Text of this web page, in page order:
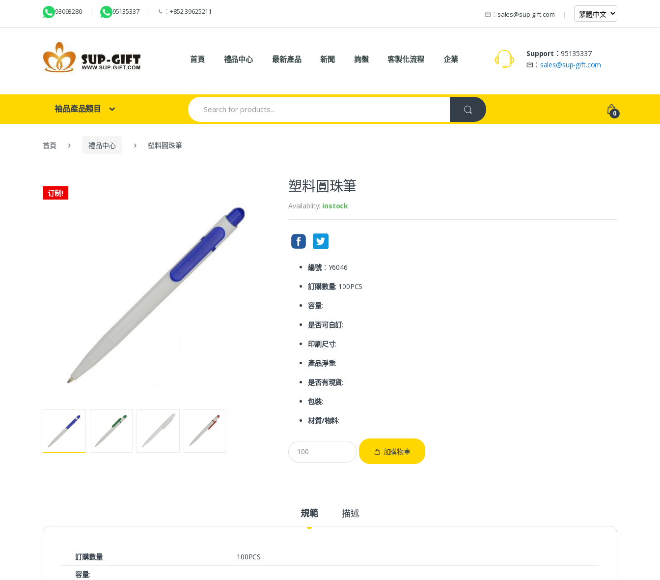
93093280 95135337 ：+852 39625211 ： sales@sup-gift.com
首頁 禮品中心 最新產品 新聞 詢盤 客製化流程 企業
Support： 95135337
： sales@sup-gift.com
袖品產品類目
Search
for:
0
首頁 禮品中心 塑料圓珠筆
订制! 塑料圓珠筆
Availablity: instock
編號：Y6046
訂購數量: 100PCS
容量:
是否可自訂:
印刷尺寸:
產品淨重:
是否有現貨:
包裝:
材質/物料:
加購物車
規範 描述
訂購數量:
100PCS
容量: